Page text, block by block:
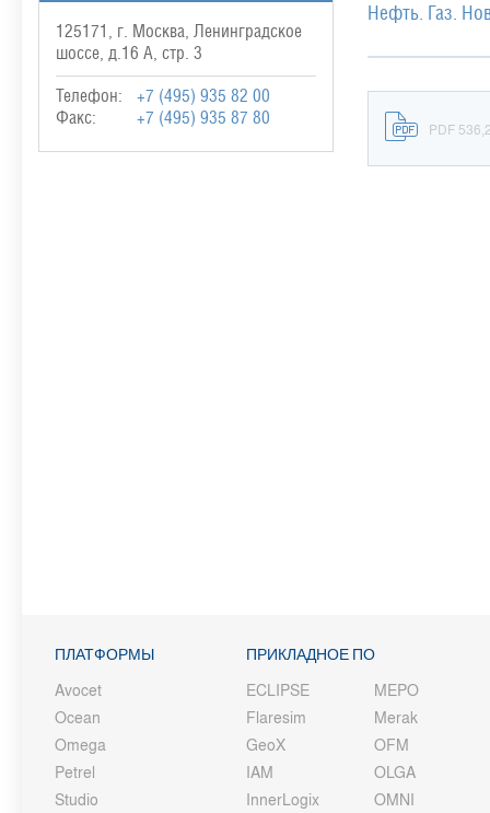
125171, г. Москва, Ленинградское
шоссе, д.16 А, стр. 3
Телефон:
+7 (495) 935 82 00
Факс:
+7 (495) 935 87 80
Нефть. Газ.
PDF
ПЛАТФОРМЫ
Avocet
Ocean
Omega
Petrel
Studio
ПРИКЛАДНОЕ ПО
ECLIPSE
Flaresim
GeoX
IAM
InnerLogix
MEPO
Merak
OFM
OLGA
OMNI